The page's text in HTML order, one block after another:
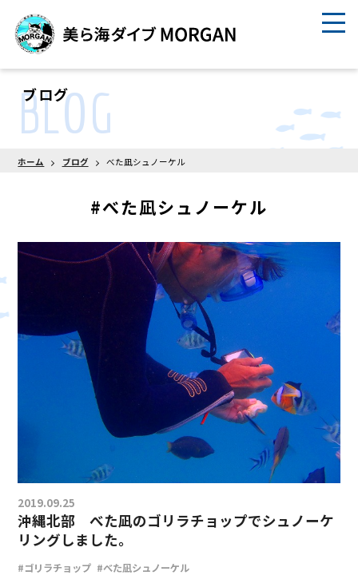
ブログ
BLOG
ホーム ブログ べた凪シュノーケル
#べた凪シュノーケル
2019.09.25
沖縄北部 べた凪のゴリラチョップでシュノーケ
リングしました。
#ゴリラチョップ #べた凪シュノーケル